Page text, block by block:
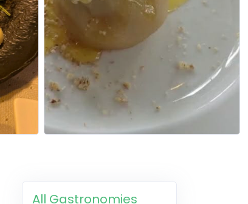
All Gastronomies